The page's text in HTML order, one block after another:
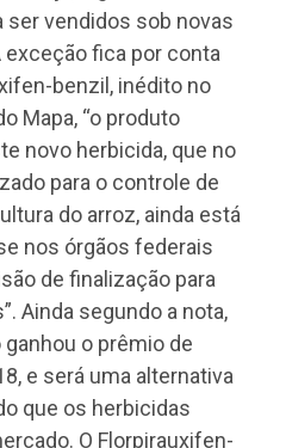
ser vendidos sob novas
fica por conta
benzil, inédito no
Mapa, “o produto
novo herbicida, que no
para o controle de
do arroz, ainda está
nos órgãos federais
de finalização para
Ainda segundo a nota,
o prêmio de
e será uma alternativa
que os herbicidas
O Florpirauxifen-